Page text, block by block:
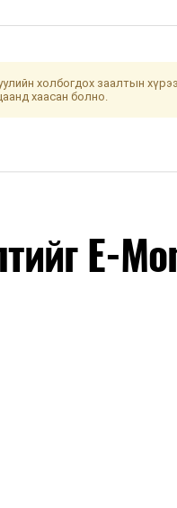
холбогдох заалтын
хаасан болно.
E-